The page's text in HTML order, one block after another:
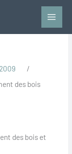
/
des bois
des bois et